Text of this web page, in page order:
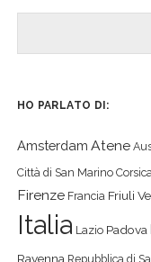
HO PARLATO DI:
Amsterdam Atene
Città di San Marino
Firenze Francia Friuli
Italia Lazio Padova
Ravenna Repubblica di